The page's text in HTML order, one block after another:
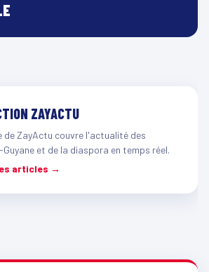
ZAYACTU
de ZayActu couvre l'actualité des
et de la diaspora en temps réel.
articles →